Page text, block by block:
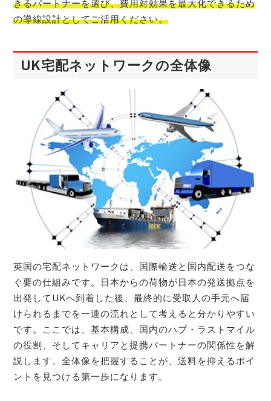
きるパートナーを選び、費用対効果を最大化できるため
の導線設計としてご活用ください。
UK宅配ネットワークの全体像
英国の宅配ネットワークは、国際輸送と国内配送をつな
ぐ要の仕組みです。日本からの荷物が日本の発送拠点を
出発してUKへ到着した後、最終的に受取人の手元へ届
けられるまでを一連の流れとして考えると分かりやすい
です。ここでは、基本構成、国内のハブ・ラストマイル
の役割、そしてキャリアと提携パートナーの関係性を解
説します。全体像を把握することが、送料を抑えるポイ
ントを見つける第一歩になります。